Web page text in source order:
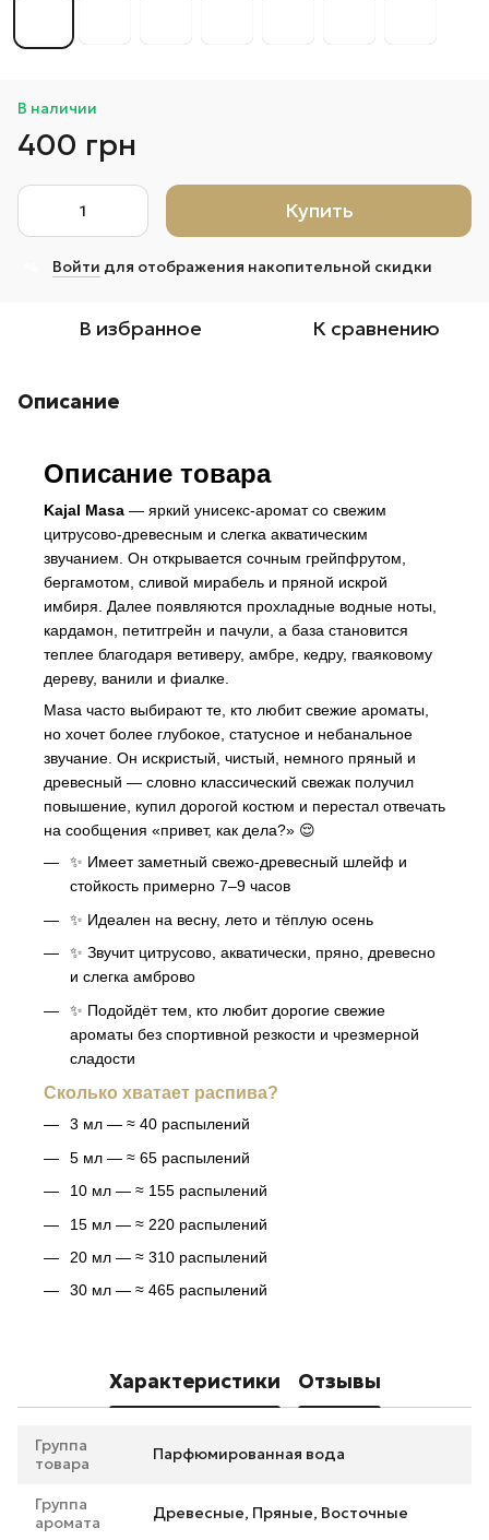
В наличии
400 грн
Купить
Войти для отображения накопительной скидки
В избранное К сравнению
Описание
Описание товара
Kajal Masa — яркий унисекс-аромат со свежим
цитрусово-древесным и слегка акватическим
звучанием. Он открывается сочным грейпфрутом,
бергамотом, сливой мирабель и пряной искрой
имбиря. Далее появляются прохладные водные ноты,
кардамон, петитгрейн и пачули, а база становится
теплее благодаря ветиверу, амбре, кедру, гваяковому
дереву, ванили и фиалке.
Masa часто выбирают те, кто любит свежие ароматы,
но хочет более глубокое, статусное и небанальное
звучание. Он искристый, чистый, немного пряный и
древесный — словно классический свежак получил
повышение, купил дорогой костюм и перестал отвечать
на сообщения «привет, как дела?» 😌
✨ Имеет заметный свежо-древесный шлейф и
стойкость примерно 7–9 часов
✨ Идеален на весну, лето и тёплую осень
✨ Звучит цитрусово, акватически, пряно, древесно
и слегка амброво
✨ Подойдёт тем, кто любит дорогие свежие
ароматы без спортивной резкости и чрезмерной
сладости
Сколько хватает распива?
3 мл — ≈ 40 распылений
5 мл — ≈ 65 распылений
10 мл — ≈ 155 распылений
15 мл — ≈ 220 распылений
20 мл — ≈ 310 распылений
30 мл — ≈ 465 распылений
Характеристики Отзывы
Группа
товара
Парфюмированная вода
Группа
аромата
Древесные, Пряные, Восточные